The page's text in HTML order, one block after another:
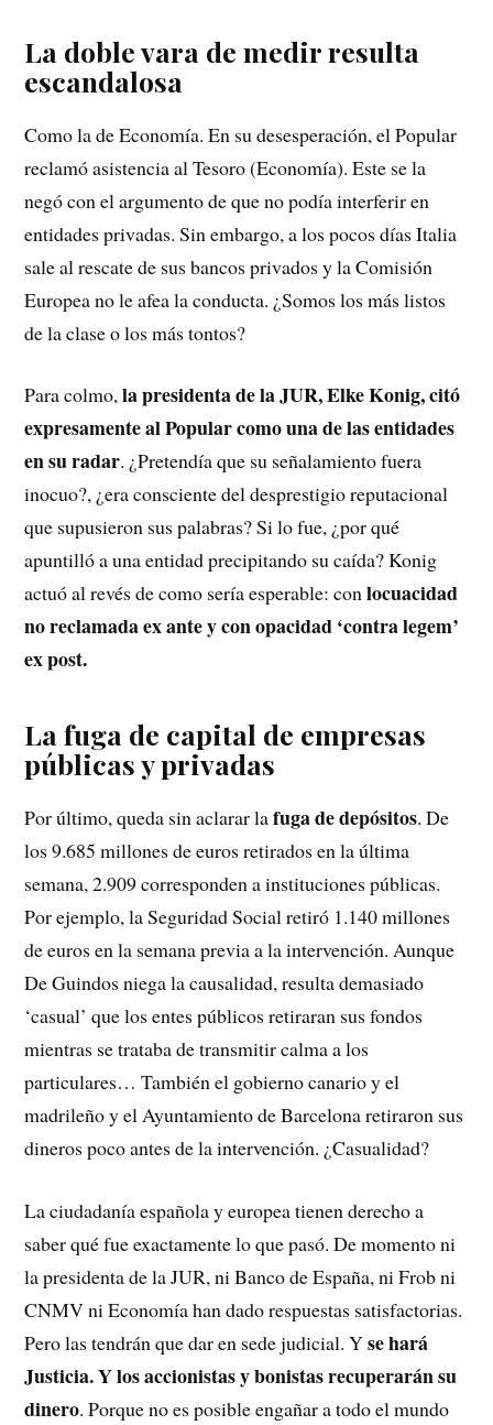
La doble vara de medir resulta
escandalosa
Como la de Economía. En su desesperación, el Popular
reclamó asistencia al Tesoro (Economía). Este se la
negó con el argumento de que no podía interferir en
entidades privadas. Sin embargo, a los pocos días Italia
sale al rescate de sus bancos privados y la Comisión
Europea no le afea la conducta. ¿Somos los más listos
de la clase o los más tontos?
Para colmo,la presidenta de la JUR, Elke Konig, citó
expresamente al Popular como una de las entidades
en su radar. ¿Pretendía que su señalamiento fuera
inocuo?, ¿era consciente del desprestigio reputacional
que supusieron sus palabras? Si lo fue, ¿por qué
apuntilló a una entidad precipitando su caída? Konig
actuó al revés de como sería esperable: conlocuacidad
no reclamada ex ante y con opacidad ‘contra legem’
ex post.
La fuga de capital de empresas
públicas y privadas
Por último, queda sin aclarar lafuga de depósitos. De
los 9.685 millones de euros retirados en la última
semana, 2.909 corresponden a instituciones públicas.
Por ejemplo, la Seguridad Social retiró 1.140 millones
de euros en la semana previa a la intervención. Aunque
De Guindos niega la causalidad, resulta demasiado
‘casual’ que los entes públicos retiraran sus fondos
mientras se trataba de transmitir calma a los
particulares… También el gobierno canario y el
madrileño y el Ayuntamiento de Barcelona retiraron sus
dineros poco antes de la intervención. ¿Casualidad?
La ciudadanía española y europea tienen derecho a
saber qué fue exactamente lo que pasó. De momento ni
la presidenta de la JUR, ni Banco de España, ni Frob ni
CNMV ni Economía han dado respuestas satisfactorias.
Pero las tendrán que dar en sede judicial. Yse hará
Justicia. Y los accionistas y bonistas recuperarán su
dinero. Porque no es posible engañar a todo el mundo